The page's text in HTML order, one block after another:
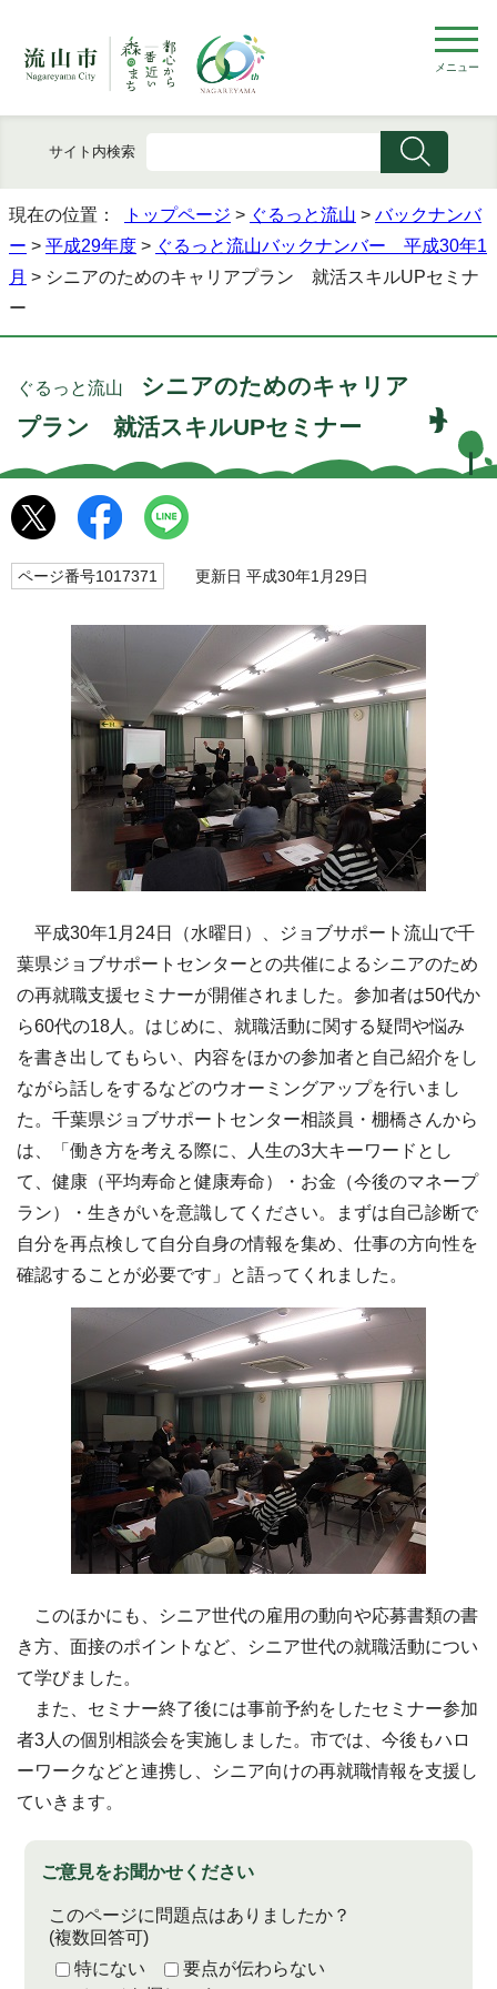
メニュー
サイト内検索
現在の位置： トップページ > ぐるっと流山 > バックナンバ
ー > 平成29年度 > ぐるっと流山バックナンバー 平成30年1
月 > シニアのためのキャリアプラン 就活スキルUPセミナ
ー
ぐるっと流山
シニアのためのキャリア
プラン 就活スキルUPセミナー
ページ番号1017371 更新日 平成30年1月29日
平成30年1月24日（水曜日）、ジョブサポート流山で千
葉県ジョブサポートセンターとの共催によるシニアのため
の再就職支援セミナーが開催されました。参加者は50代か
ら60代の18人。はじめに、就職活動に関する疑問や悩み
を書き出してもらい、内容をほかの参加者と自己紹介をし
ながら話しをするなどのウオーミングアップを行いまし
た。千葉県ジョブサポートセンター相談員・棚橋さんから
は、「働き方を考える際に、人生の3大キーワードとし
て、健康（平均寿命と健康寿命）・お金（今後のマネープ
ラン）・生きがいを意識してください。まずは自己診断で
自分を再点検して自分自身の情報を集め、仕事の方向性を
確認することが必要です」と語ってくれました。
このほかにも、シニア世代の雇用の動向や応募書類の書
き方、面接のポイントなど、シニア世代の就職活動につい
て学びました。
また、セミナー終了後には事前予約をしたセミナー参加
者3人の個別相談会を実施しました。市では、今後もハロ
ーワークなどと連携し、シニア向けの再就職情報を支援し
ていきます。
ご意見をお聞かせください
このページに問題点はありましたか？
(複数回答可)
特にない
要点が伝わらない